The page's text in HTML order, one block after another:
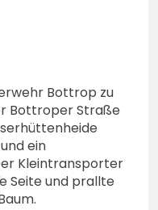
Bottrop zu
Bottroper Straße
ein
Kleintransporter
Seite und prallte